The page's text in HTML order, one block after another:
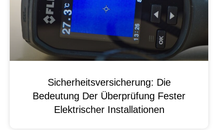
Sicherheitsversicherung: Die
Bedeutung Der Überprüfung Fester
Elektrischer Installationen